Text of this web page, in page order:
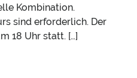
Kombination.
sind erforderlich. Der
18 Uhr statt. […]